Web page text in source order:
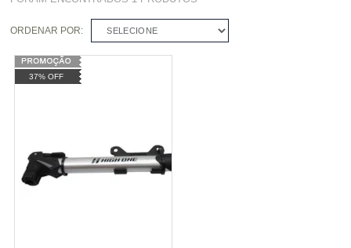
ORDENAR POR: SELECIONE
37% OFF